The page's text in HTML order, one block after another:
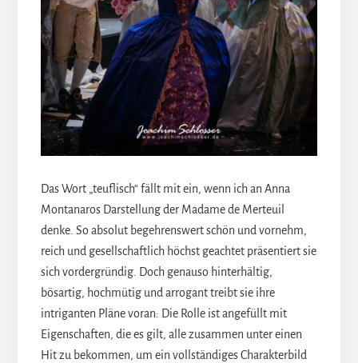
Das Wort „teuflisch“ fällt mit ein, wenn ich an Anna
Montanaros Darstellung der Madame de Merteuil
denke. So absolut begehrenswert schön und vornehm,
reich und gesellschaftlich höchst geachtet präsentiert sie
sich vordergründig. Doch genauso hinterhältig,
bösartig, hochmütig und arrogant treibt sie ihre
intriganten Pläne voran: Die Rolle ist angefüllt mit
Eigenschaften, die es gilt, alle zusammen unter einen
Hit zu bekommen, um ein vollständiges Charakterbild